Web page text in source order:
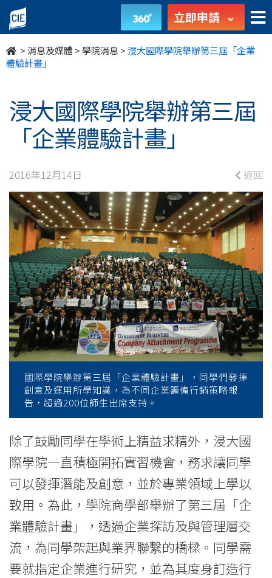
浸
大
國
學
舉
辦
第
三
屆
「企
業
體
畫」
學
院
消
息
立即申請
>消息及媒體 >學院消息 > 浸大國際學院舉辦第三屆「企業
體驗計畫」
浸大國際學院舉辦第三屆
「企業體驗計畫」
2016年12月14日 返回
國際學院舉辦第三屆「企業體驗計畫」，同學們發揮
創意及運用所學知識，為不同企業籌備行銷策略報
告，超過200位師生出席支持。
除了鼓勵同學在學術上精益求精外，浸大國
際學院一直積極開拓實習機會，務求讓同學
可以發揮潛能及創意，並於專業領域上學以
致用。為此，學院商學部舉辦了第三屆「企
業體驗計畫」，透過企業探訪及與管理層交
流，為同學架起與業界聯繫的橋樑。同學需
要就指定企業進行研究，並為其度身訂造行